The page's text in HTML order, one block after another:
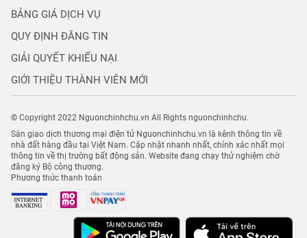
BẢNG GIÁ DỊCH VỤ
QUY ĐỊNH ĐĂNG TIN
GIẢI QUYẾT KHIẾU NẠI
GIỚI THIỆU THÀNH VIÊN MỚI
© Copyright 2022 Nguonchinhchu.vn All Rights nguonchinhchu.
Sàn giao dịch thương mại điện tử Nguonchinhchu.vn là kênh thông tin về
nhà đất hàng đầu tại Việt Nam. Cập nhật nhanh nhất, chính xác nhất mọi
thông tin về thị trường bất động sản. Website đang chạy thử nghiệm chờ
đăng ký Bộ công thương.
Phương thức thanh toán